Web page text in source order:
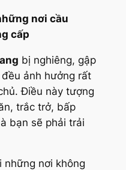
nơi cầu
cấp
bị nghiêng, gập
ảnh hưởng rất
Điều này tượng
trắc trở, bấp
bạn sẽ phải trải
những nơi không